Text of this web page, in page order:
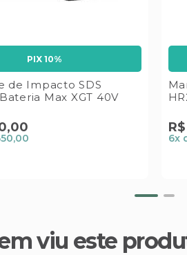
PIX 10%
de Impacto SDS
Max XGT 40V
,00 R$
6x
viu este